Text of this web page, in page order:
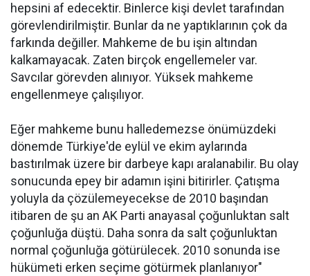
hepsini af edecektir. Binlerce kişi devlet tarafından
görevlendirilmiştir. Bunlar da ne yaptıklarının çok da
farkında değiller. Mahkeme de bu işin altından
kalkamayacak. Zaten birçok engellemeler var.
Savcılar görevden alınıyor. Yüksek mahkeme
engellenmeye çalışılıyor.
Eğer mahkeme bunu halledemezse önümüzdeki
dönemde Türkiye'de eylül ve ekim aylarında
bastırılmak üzere bir darbeye kapı aralanabilir. Bu olay
sonucunda epey bir adamın işini bitirirler. Çatışma
yoluyla da çözülemeyecekse de 2010 başından
itibaren de şu an AK Parti anayasal çoğunluktan salt
çoğunluğa düştü. Daha sonra da salt çoğunluktan
normal çoğunluğa götürülecek. 2010 sonunda ise
hükümeti erken seçime götürmek planlanıyor"